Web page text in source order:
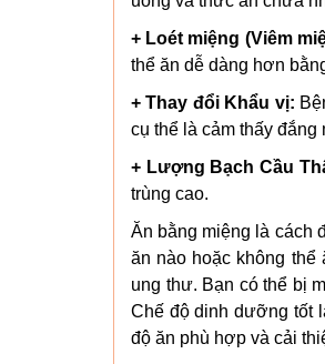
+ Loét miệng (Viêm
thể ăn dễ dàng hơn
+ Thay đổi Khẩu vị:
cụ thể là cảm thấy đắng
+ Lượng Bạch Cầu
trùng cao.
Ăn bằng miệng là cách
ăn nào hoặc không
ung thư. Bạn có thể bị
Chế độ dinh dưỡng tốt
độ ăn phù hợp và cải